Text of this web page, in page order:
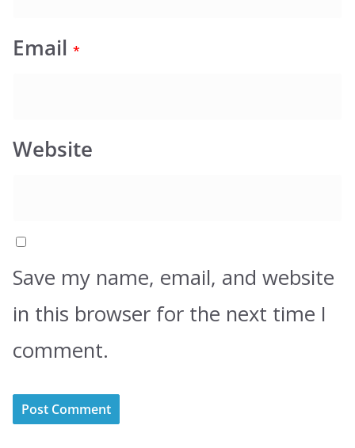
Email *
Website
Save my name, email, and website
in this browser for the next time I
comment.